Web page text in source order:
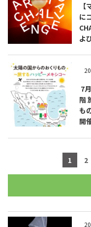
に
よ
7
階
も
開
1 2